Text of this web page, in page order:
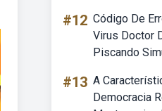
#12 Código De
Virus Doctor
Piscando
#13 A
Democracia